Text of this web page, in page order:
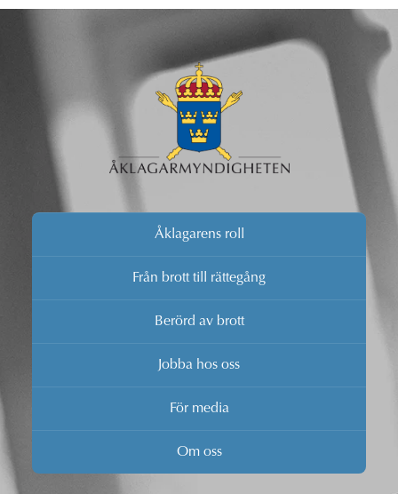
Åklagarens roll
Från brott till rättegång
Berörd av brott
Jobba hos oss
För media
Om oss